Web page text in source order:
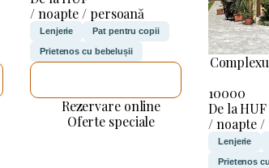
/ noapte / persoană
Lenjerie Pat pentru copii
Prietenos cu bebelușii
Rezervare online
Oferte speciale
10000
De la HUF
/ noapte /
Lenjerie
Prietenos